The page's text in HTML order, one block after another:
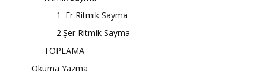
1' Er Ritmik Sayma
2'Şer Ritmik Sayma
TOPLAMA
Okuma Yazma